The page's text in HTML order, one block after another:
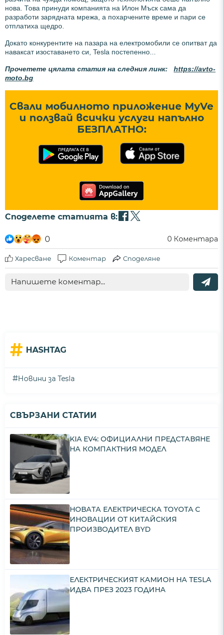
нова. Това принуди компанията на Илон Мъск сама да
разработи зарядната мрежа, а похарчените време и пари се
отплатиха щедро.
Докато конкурентите на пазара на електромобили се опитват да
наваксат изоставането си, Tesla постепенно...
Прочетете цялата статия на следния линк: https://avto-
moto.bg
Свали мобилното приложение MyVe
и ползвай всички услуги напълно
БЕЗПЛАТНО:
Споделете статията в:
0 0 Коментара
Харесване Коментар Споделяне
# HASHTAG
#Новини за Tesla
СВЪРЗАНИ СТАТИИ
KIA EV4: ОФИЦИАЛНИ ПРЕДСТАВЯНЕ
НА КОМПАКТНИЯ МОДЕЛ
НОВАТА ЕЛЕКТРИЧЕСКА TOYOTA С
ИНОВАЦИИ ОТ КИТАЙСКИЯ
ПРОИЗВОДИТЕЛ BYD
ЕЛЕКТРИЧЕСКИЯТ КАМИОН НА TESLA
ИДВА ПРЕЗ 2023 ГОДИНА